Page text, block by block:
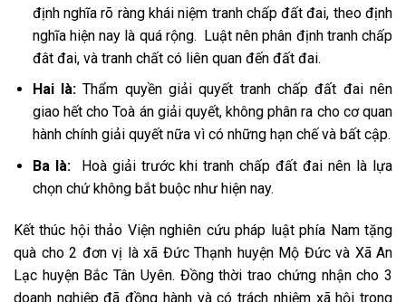
định nghĩa rõ ràng khái niệm tranh chấp đất đai, theo định
nghĩa hiện nay là quá rộng. Luật nên phân định tranh chấp
đât đai, và tranh chất có liên quan đến đất đai.
Hai là: Thẩm quyền giải quyết tranh chấp đất đai nên
giao hết cho Toà án giải quyết, không phân ra cho cơ quan
hành chính giải quyết nữa vì có những hạn chế và bất cập.
Ba là:Hoà giải trước khi tranh chấp đất đai nên là lựa
chọn chứ không bắt buộc như hiện nay.
Kết thúc hội thảo Viện nghiên cứu pháp luật phía Nam tặng
quà cho 2 đơn vị là xã Đức Thạnh huyện Mộ Đức và Xã An
Lạc huyện Bắc Tân Uyên. Đồng thời trao chứng nhận cho 3
doanh nghiệp đã đồng hành và có trách nhiệm xã hội trong